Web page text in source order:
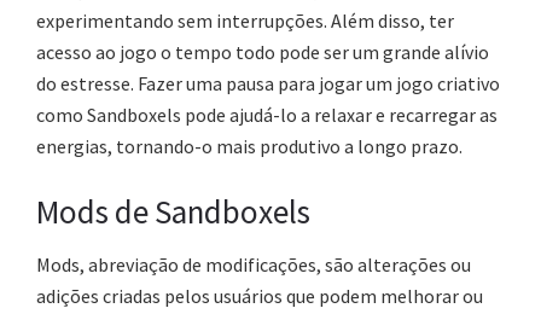
experimentando sem interrupções. Além disso, ter
acesso ao jogo o tempo todo pode ser um grande alívio
do estresse. Fazer uma pausa para jogar um jogo criativo
como Sandboxels pode ajudá-lo a relaxar e recarregar as
energias, tornando-o mais produtivo a longo prazo.
Mods de Sandboxels
Mods, abreviação de modificações, são alterações ou
adições criadas pelos usuários que podem melhorar ou